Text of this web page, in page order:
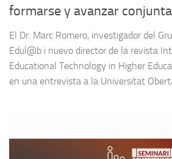
formarse y avanzar
El Dr. Marc Romero, investigador del
Edul@b i nuevo director de la revista
Educational Technology in Higher
en una entrevista a la Universitat